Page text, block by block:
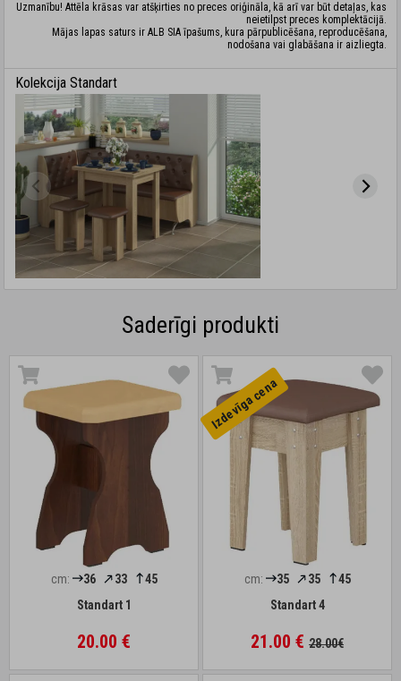
Uzmanību! Attēla krāsas var atšķirties no preces oriģināla, kā arī var būt detaļas, kas
neietilpst preces komplektācijā.
Mājas lapas saturs ir ALB SIA īpašums, kura pārpublicēšana, reproducēšana,
nodošana vai glabāšana ir aizliegta.
Kolekcija Standart
Saderīgi produkti
cm: 36 33
45
Standart 1
20.00 €
Izdevīga cena
cm: 35 35
45
Standart 4
21.00 € 28.00€